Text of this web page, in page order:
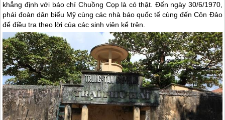
khẳng định với báo chí Chuồng Cọp là có thật. Đến ngày 30/6/1970,
phái đoàn dân biểu Mỹ cùng các nhà báo quốc tế cùng đếnCôn Đảo
để điều tra theo lời của các sinh viên kể trên.